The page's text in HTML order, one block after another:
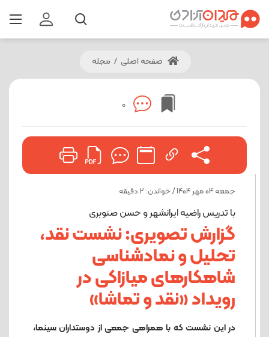
صفحه اصلی / مجله
0
جمعه 04 مهر 1404 / خواندن: 2 دقیقه
با تدریس راضیه ایرانشهر و حسن صنوبری
گزارش تصویری: نشست نقد،
تحلیل و نمادشناسی
شاهکارهای میازاکی در
رویداد «نقد و تماشا»
در این نشست که با همراهی جمعی از دوستداران سینما،